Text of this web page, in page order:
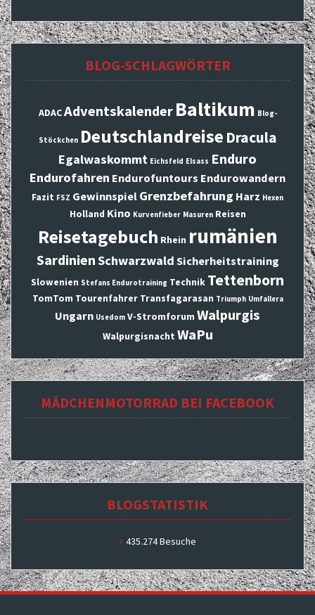
BLOG-SCHLAGWÖRTER
ADACAdventskalender Baltikum Blog-
Stöckchen Deutschlandreise Dracula
Egalwaskommt Eichsfeld Elsass Enduro
Endurofahren Endurofuntours Endurowandern
Fazit FSZ Gewinnspiel Grenzbefahrung Harz Hexen
Holland Kino Kurvenfieber Masuren Reisen
Reisetagebuch Rhein rumänien
SardinienSchwarzwald Sicherheitstraining
Slowenien Stefans Endurotraining Technik Tettenborn
TomTom Tourenfahrer Transfagarasan Triumph Umfallera
Ungarn Usedom V-Stromforum Walpurgis
Walpurgisnacht WaPu
MÄDCHENMOTORRAD BEI FACEBOOK
BLOGSTATISTIK
435.274 Besuche